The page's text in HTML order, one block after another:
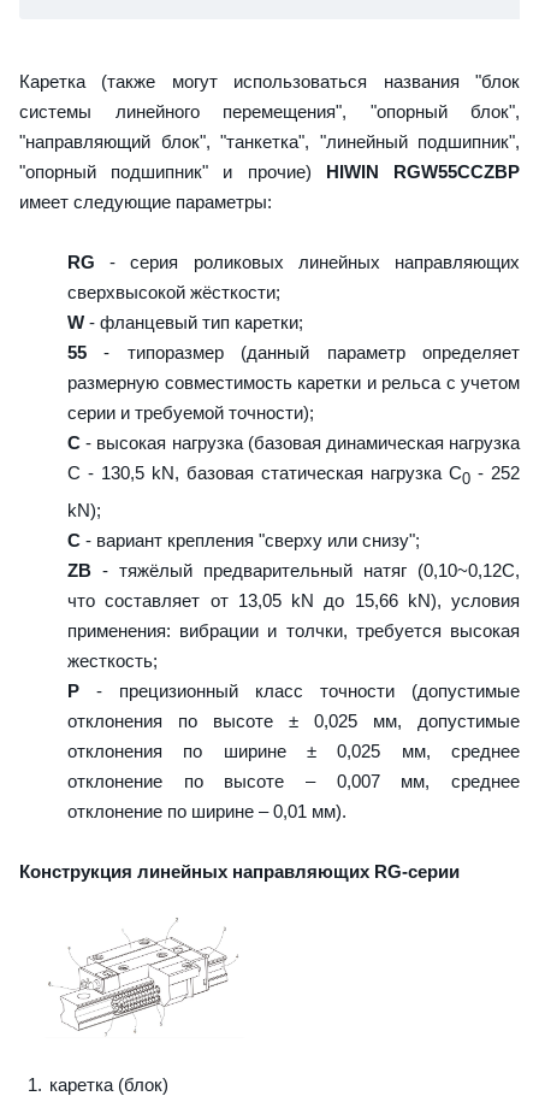
Каретка (также могут использоваться названия "блок
системы линейного перемещения", "опорный блок",
"направляющий блок", "танкетка", "линейный подшипник",
"опорный подшипник" и прочие) HIWIN RGW55CCZBP
имеет следующие параметры:
RG - серия роликовых линейных направляющих
сверхвысокой жёсткости;
W - фланцевый тип каретки;
55 - типоразмер (данный параметр определяет
размерную совместимость каретки и рельса с учетом
серии и требуемой точности);
C - высокая нагрузка (базовая динамическая нагрузка
C - 130,5 kN, базовая статическая нагрузка С0 - 252
kN);
C - вариант крепления "сверху или снизу";
ZB - тяжёлый предварительный натяг (0,10~0,12C,
что составляет от 13,05 kN до 15,66 kN), условия
применения: вибрации и толчки, требуется высокая
жесткость;
P - прецизионный класс точности (допустимые
отклонения по высоте ± 0,025 мм, допустимые
отклонения по ширине ± 0,025 мм, среднее
отклонение по высоте – 0,007 мм, среднее
отклонение по ширине – 0,01 мм).
Конструкция линейных направляющих RG-серии
каретка (блок)